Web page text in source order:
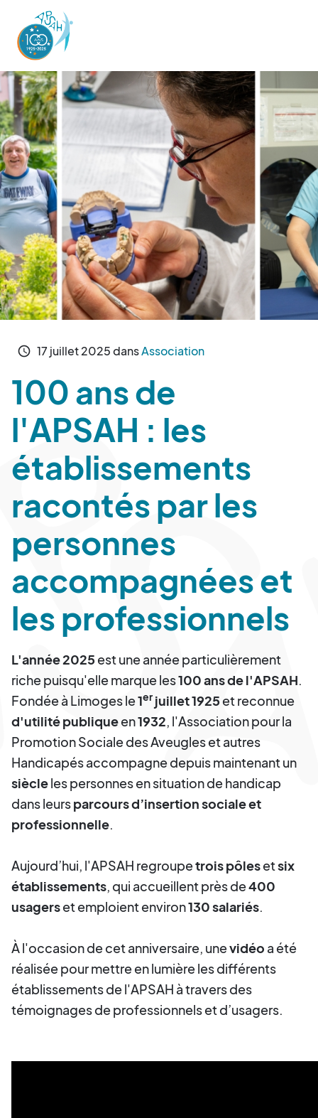
schedule 17juillet2025dansAssociation
100 ans de
l'APSAH : les
établissements
racontés par les
personnes
accompagnées et
les professionnels
L'année 2025est une année particulièrement
riche puisqu'elle marque les100 ans de l'APSAH.
Fondée à Limoges le1er juillet 1925et reconnue
d'utilité publiqueen1932, l'Association pour la
Promotion Sociale des Aveugles et autres
Handicapés accompagne depuis maintenant un
siècleles personnes en situation de handicap
dans leursparcours d’insertion sociale et
professionnelle.
Aujourd’hui, l'APSAH regroupetrois pôlesetsix
établissements, qui accueillent près de400
usagerset emploient environ130 salariés.
À l'occasion de cet anniversaire, unevidéo a été
réalisée pour mettre en lumière les différents
établissements de l'APSAH à travers des
témoignages de professionnels et d’usagers.